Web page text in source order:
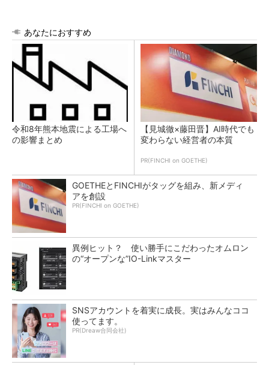
あなたにおすすめ
令和8年熊本地震による工場へ
の影響まとめ
【見城徹×藤田晋】AI時代でも
変わらない経営者の本質
PR(FINCHI on GOETHE)
GOETHEとFINCHIがタッグを組み、新メディ
アを創設
PR(FINCHI on GOETHE)
異例ヒット？ 使い勝手にこだわったオムロン
の“オープンな”IO-Linkマスター
SNSアカウントを着実に成長。実はみんなココ
使ってます。
PR(Dreaw合同会社)